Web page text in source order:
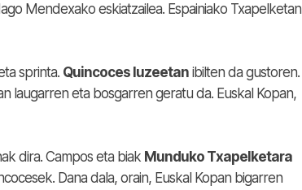
Mendexako eskiatzailea. Espainiako Txapelketan
sprinta. Quincoces luzeetan ibilten da gustoren.
laugarren eta bosgarren geratu da. Euskal Kopan,
dira. Campos eta biak Munduko Txapelketara
Dana dala, orain, Euskal Kopan bigarren